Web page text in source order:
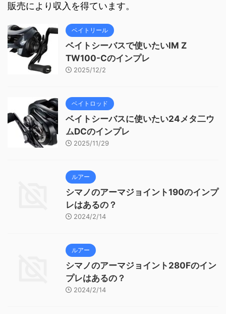
販売により収入を得ています。
ベイトリール
ベイトシーバスで使いたいIM Z
TW100-Cのインプレ
2025/12/2
ベイトロッド
ベイトシーバスに使いたい24メタ二ウ
ムDCのインプレ
2025/11/29
ルアー
シマノのアーマジョイント190のインプ
レはあるの？
2024/2/14
ルアー
シマノのアーマジョイント280Fのイン
プレはあるの？
2024/2/14